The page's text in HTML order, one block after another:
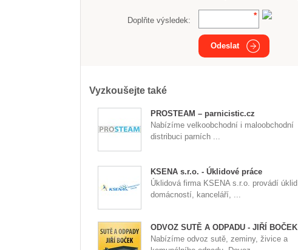
Doplňte výsledek:
Odeslat
Vyzkoušejte také
PROSTEAM – parnicistic.cz
Nabízíme velkoobchodní i maloobchodní
distribuci parních ...
KSENA s.r.o. - Úklidové práce
Úklidová firma KSENA s.r.o. provádí úklid
domácností, kanceláří, ...
ODVOZ SUTĚ A ODPADU - JIŘÍ BOČEK
Nabízíme odvoz sutě, zeminy, živice a